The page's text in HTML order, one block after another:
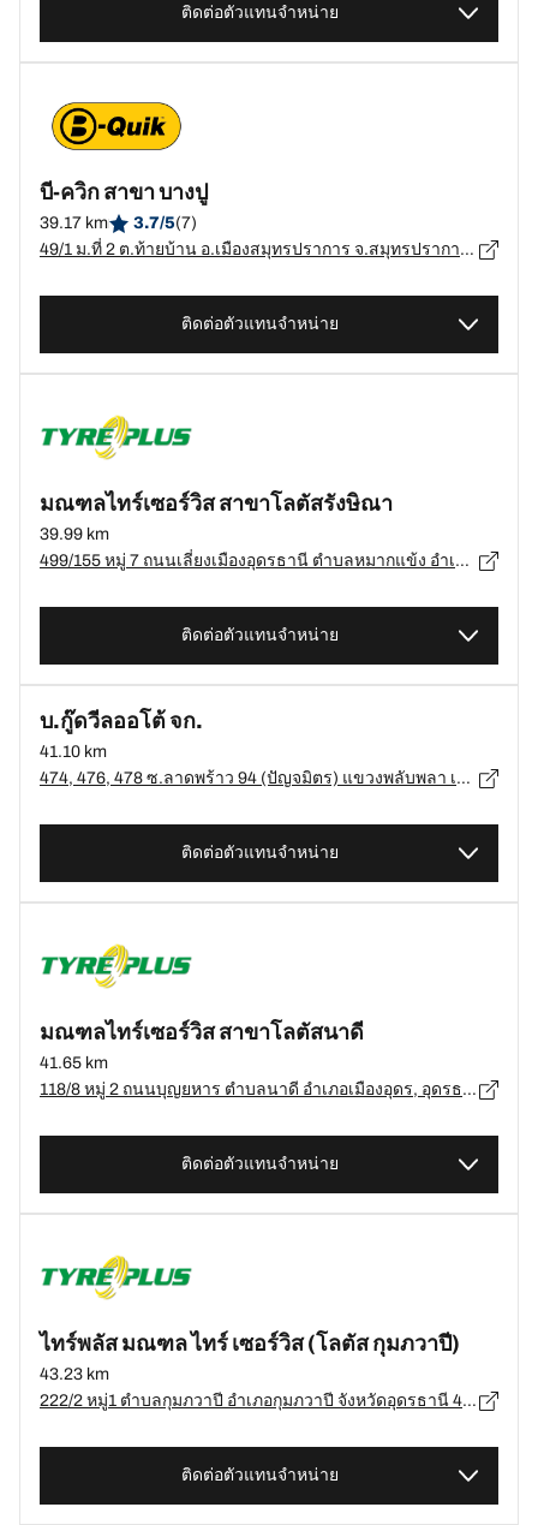
ติดต่อตัวแทนจำหน่าย
บี-ควิก สาขา บางปู
39.17 km 3.7/5(7)
49/1 ม.ที่ 2 ต.ท้ายบ้าน อ.เมืองสมุทรปราการ จ.สมุทรปราการ, สมุทรปราการ - 10280
ติดต่อตัวแทนจำหน่าย
มณฑลไทร์เซอร์วิส สาขาโลตัสรังษิณา
39.99 km
499/155 หมู่ 7 ถนนเลี่ยงเมืองอุดรธานี ตำบลหมากแข้ง อำเภอเมืองอุดรธานี, อุดรธานี, อุดรธานี 41000, อ.เมืองอุดรธานี, อุดรธานี - 41000
ติดต่อตัวแทนจำหน่าย
บ.กู๊ดวีลออโต้ จก.
41.10 km
474, 476, 478 ซ.ลาดพร้าว 94 (ปัญจมิตร) แขวงพลับพลา เขตวังทองหลาง กรุงเทพมหานคร, กรุงเทพมหานคร - 10310
ติดต่อตัวแทนจำหน่าย
มณฑลไทร์เซอร์วิส สาขาโลตัสนาดี
41.65 km
118/8 หมู่ 2 ถนนบุญยหาร ตำบลนาดี อำเภอเมืองอุดร, อุดรธานี, อุดรธานี 41000, อุดรธานี - 41000
ติดต่อตัวแทนจำหน่าย
ไทร์พลัส มณฑล ไทร์ เซอร์วิส (โลตัส กุมภวาปี)
43.23 km
222/2 หมู่1 ตำบลกุมภวาปี อำเภอกุมภวาปี จังหวัดอุดรธานี 41110, อุดรธานี - 41110
ติดต่อตัวแทนจำหน่าย